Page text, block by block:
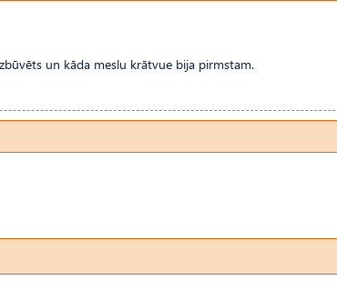
un kāda meslu krātvue bija pirmstam.